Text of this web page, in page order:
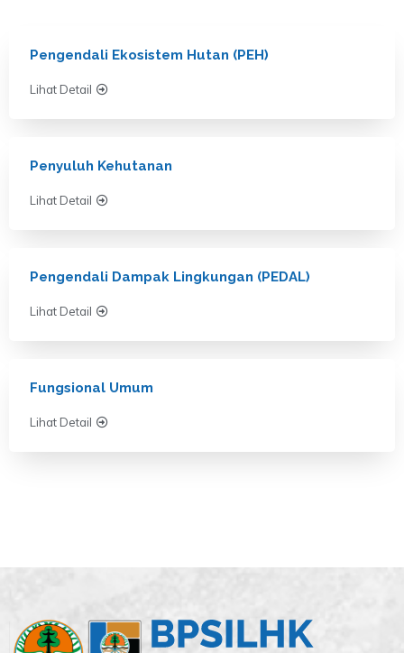
Pengendali Ekosistem Hutan (PEH)
Lihat Detail
Penyuluh Kehutanan
Lihat Detail
Pengendali Dampak Lingkungan (PEDAL)
Lihat Detail
Fungsional Umum
Lihat Detail